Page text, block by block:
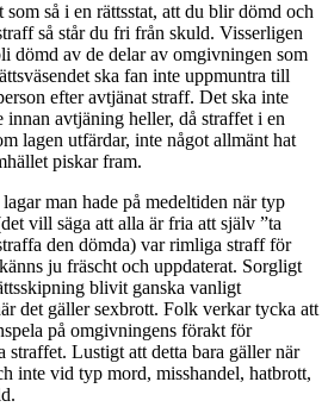
så i en rättsstat, att du blir dömd och
så står du fri från skuld. Visserligen
dömd av de delar av omgivningen som
ska fan inte uppmuntra till
efter avtjänat straff. Det ska inte
avtjäning heller, då straffet i en
lagen utfärdar, inte något allmänt hat
piskar fram.
man hade på medeltiden när typ
vill säga att alla är fria att själv ”ta
den dömda) var rimliga straff för
ju fräscht och uppdaterat. Sorgligt
blivit ganska vanligt
det gäller sexbrott. Folk verkar tycka att
på omgivningens förakt för
straffet. Lustigt att detta bara gäller när
inte vid typ mord, misshandel, hatbrott,